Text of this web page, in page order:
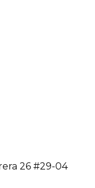
26 #29-04